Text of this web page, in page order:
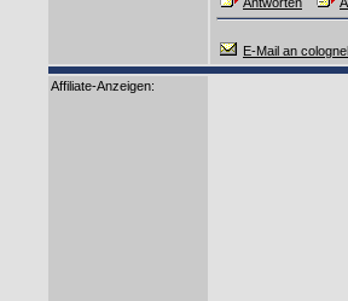
E-Mail an
Affiliate-Anzeigen: